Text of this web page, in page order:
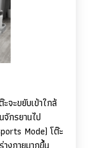
ะจะขยับเข้าใกล้
กรยานไป
Mode)โต๊ะ